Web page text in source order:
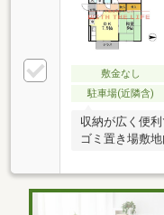
敷金なし
駐車場(近隣含)
収納が広く便
ゴミ置き場敷地